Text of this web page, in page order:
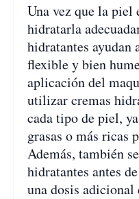
Una vez que la
hidratarla
hidratantes ayudan
flexible y bien
aplicación del
utilizar cremas
cada tipo de piel,
grasas o más ricas
Además, también
hidratantes antes
una dosis